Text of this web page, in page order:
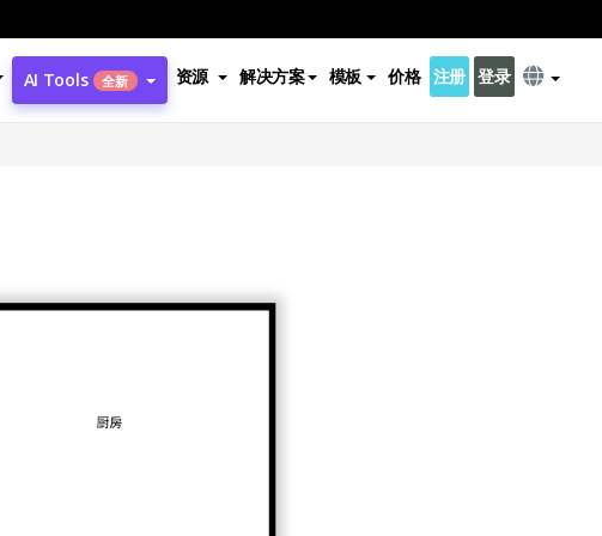
AI Tools 全新 资源 解决方案 模板 价格 注册 登录